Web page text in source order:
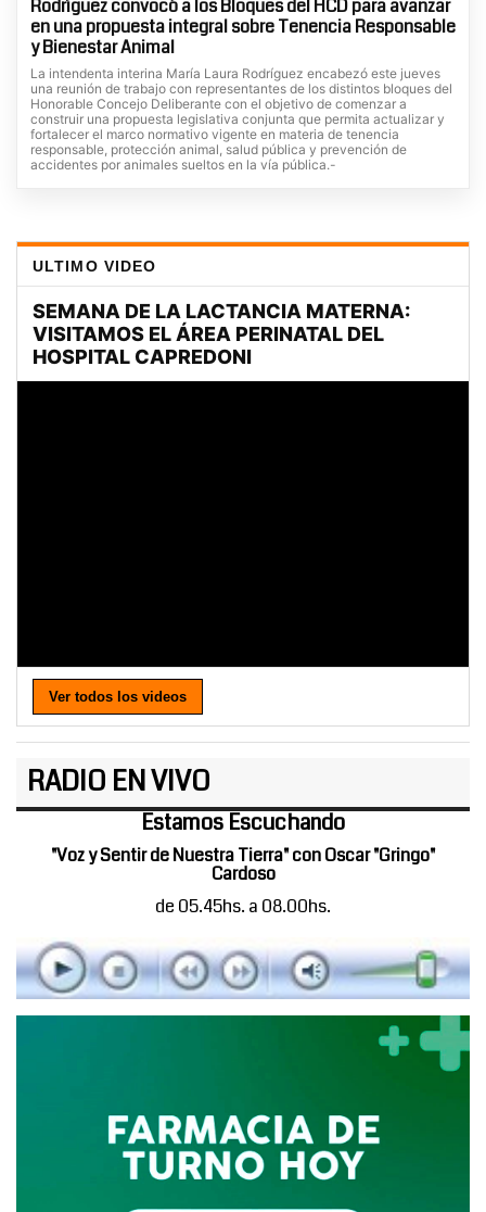
Rodríguez convocó a los Bloques del HCD para avanzar
en una propuesta integral sobre Tenencia Responsable
y Bienestar Animal
La intendenta interina María Laura Rodríguez encabezó este jueves
una reunión de trabajo con representantes de los distintos bloques del
Honorable Concejo Deliberante con el objetivo de comenzar a
construir una propuesta legislativa conjunta que permita actualizar y
fortalecer el marco normativo vigente en materia de tenencia
responsable, protección animal, salud pública y prevención de
accidentes por animales sueltos en la vía pública.-
ULTIMO VIDEO
Ver todos los videos
RADIO EN VIVO
Estamos Escuchando
"Voz y Sentir de Nuestra Tierra" con Oscar "Gringo"
Cardoso
de 05.45hs. a 08.00hs.